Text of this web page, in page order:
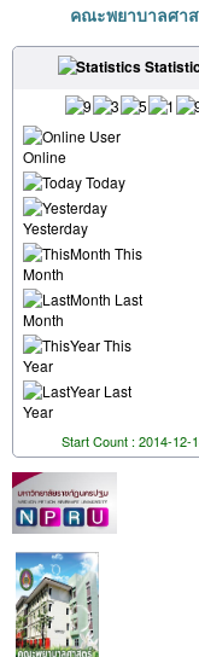
คณะพยาบาลศา
User
Online
Today
Yesterday
This
Month
Last
Month
This
Year
Last
Year
Start Count : 2014-12-